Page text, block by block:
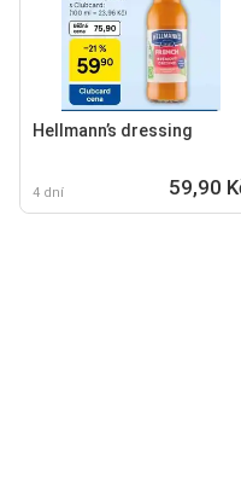
Hellmann’s dressing
4 dní 59,90